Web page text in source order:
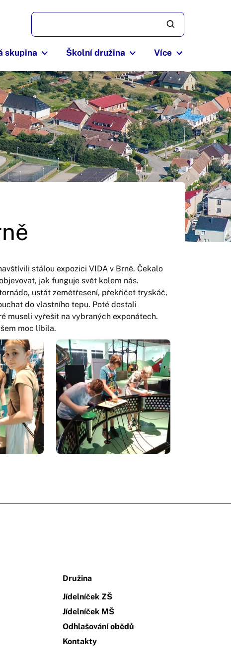
skupina Školní družina Více
stálou expozici VIDA v Brně. Čekalo
jak funguje svět kolem nás.
ustát zemětřesení, překřičet tryskáč,
do vlastního tepu. Poté dostali
museli vyřešit na vybraných exponátech.
moc líbila.
Družina
Jídelníček ZŠ
Jídelníček MŠ
Odhlašování obědů
Kontakty